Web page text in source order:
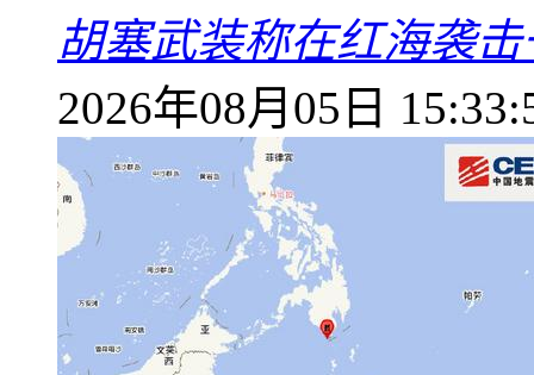
胡塞武装称在红海袭
2026年08月05日